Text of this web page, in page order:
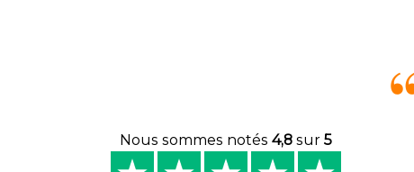
Nous sommes notés 4,8sur 5